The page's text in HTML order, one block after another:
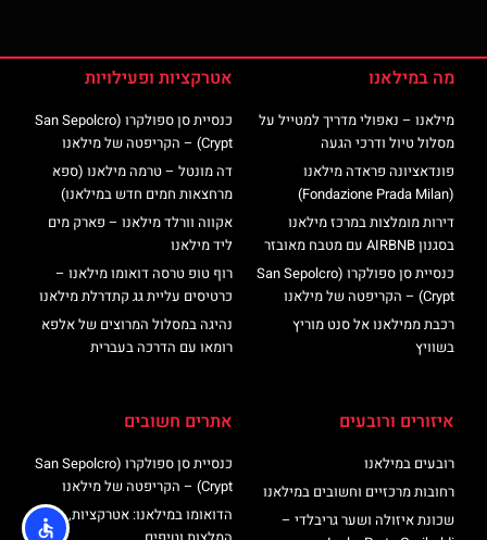
מה במילאנו
מילאנו – נאפולי מדריך למטייל על
מסלול טיול ודרכי הגעה
פונדאציונה פראדה מילאנו
(Fondazione Prada Milan)
דירות מומלצות במרכז מילאנו
בסגנון AIRBNB עם מטבח מאובזר
כנסיית סן ספולקרו (San Sepolcro
Crypt) – הקריפטה של מילאנו
רכבת ממילאנו אל סנט מוריץ
בשוויץ
אטרקציות ופעילויות
כנסיית סן ספולקרו (San Sepolcro
Crypt) – הקריפטה של מילאנו
דה מונטל – טרמה מילאנו (ספא
מרחצאות חמים חדש במילאנו)
אקווה וורלד מילאנו – פארק מים
ליד מילאנו
רוף טופ טרסה דואומו מילאנו –
כרטיסים עליית גג קתדרלת מילאנו
נהיגה במסלול המרוצים של אלפא
רומאו עם הדרכה בעברית
איזורים ורובעים
רובעים במילאנו
רחובות מרכזיים וחשובים במילאנו
שכונת איזולה ושער גריבלדי –
אתרים חשובים
כנסיית סן ספולקרו (San Sepolcro
Crypt) – הקריפטה של מילאנו
הדואומו במילאנו: אטרקציות,